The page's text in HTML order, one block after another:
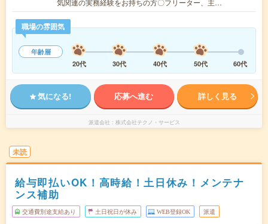
気関連の実務経験をお持ちの方〇フリーター、主…
職場の雰囲気
年齢層
20代
30代 40代 50代 60代
気になる! 応募へ進む 詳しく見る
派遣会社 株式会社テクノ・サービス
未読
給与即払いOK！高時給！土日休み！メンテナ
ンス補助
交通費別途支給あり 土日祝日が休み WEB登録OK 派遣